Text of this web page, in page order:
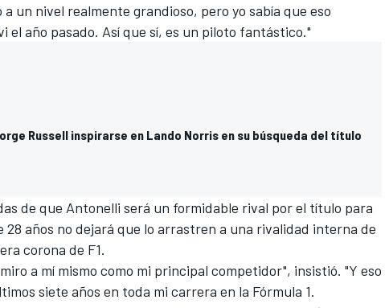
un nivel realmente grandioso, pero yo sabía que eso
el año pasado. Así que sí, es un piloto fantástico."
Russell inspirarse en Lando Norris en su búsqueda del título
de que Antonelli será un formidable rival por el título para
28 años no dejará que lo arrastren a una rivalidad interna de
corona de F1.
a mí mismo como mi principal competidor", insistió. "Y eso
siete años en toda mi carrera en la Fórmula 1.